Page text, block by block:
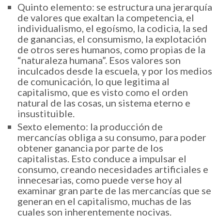
Quinto elemento: se estructura una jerarquía
de valores que exaltan la competencia, el
individualismo, el egoísmo, la codicia, la sed
de ganancias, el consumismo, la explotación
de otros seres humanos, como propias de la
“naturaleza humana”. Esos valores son
inculcados desde la escuela, y por los medios
de comunicación, lo que legitima al
capitalismo, que es visto como el orden
natural de las cosas, un sistema eterno e
insustituible.
Sexto elemento: la producción de
mercancías obliga a su consumo, para poder
obtener ganancia por parte de los
capitalistas. Esto conduce a impulsar el
consumo, creando necesidades artificiales e
innecesarias, como puede verse hoy al
examinar gran parte de las mercancías que se
generan en el capitalismo, muchas de las
cuales son inherentemente nocivas.